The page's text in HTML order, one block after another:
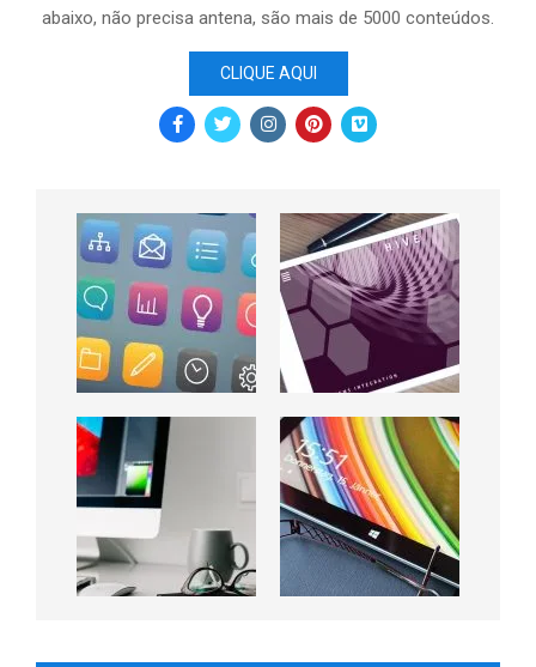
abaixo, não precisa antena, são mais de 5000 conteúdos.
CLIQUE AQUI